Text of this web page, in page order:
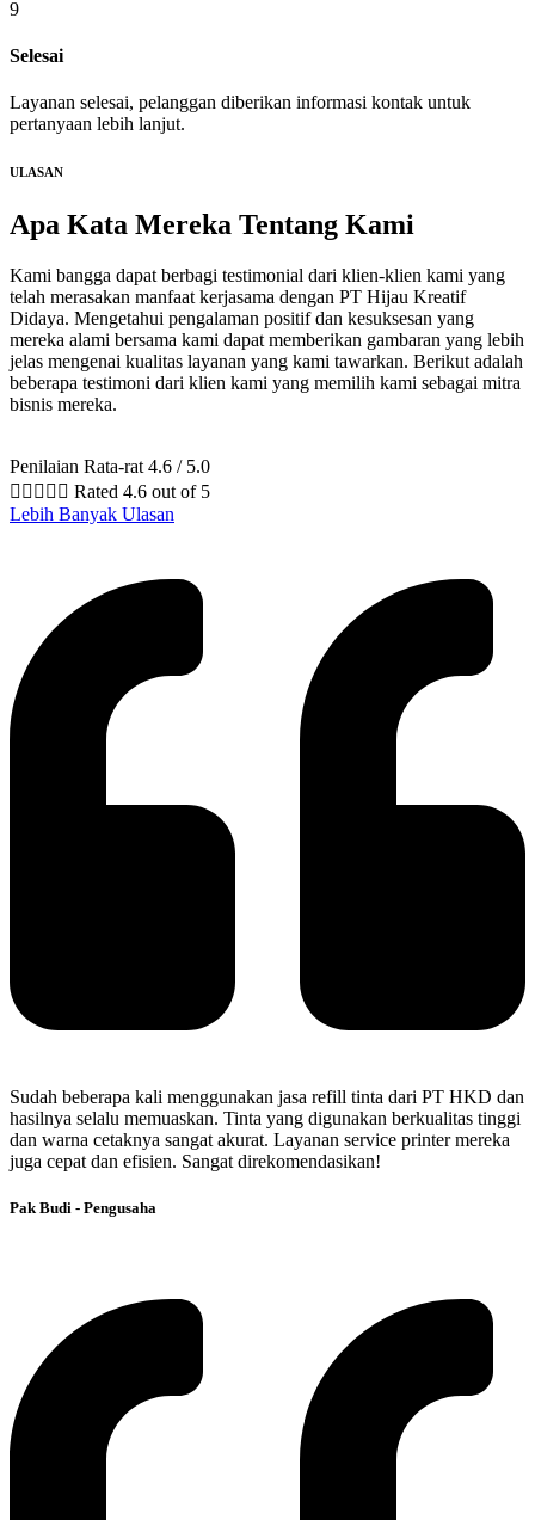
9
Selesai
Layanan selesai, pelanggan diberikan informasi kontak untuk
pertanyaan lebih lanjut.
ULASAN
Apa Kata Mereka Tentang Kami
Kami bangga dapat berbagi testimonial dari klien-klien kami yang
telah merasakan manfaat kerjasama dengan PT Hijau Kreatif
Didaya. Mengetahui pengalaman positif dan kesuksesan yang
mereka alami bersama kami dapat memberikan gambaran yang lebih
jelas mengenai kualitas layanan yang kami tawarkan. Berikut adalah
beberapa testimoni dari klien kami yang memilih kami sebagai mitra
bisnis mereka.
Penilaian Rata-rat 4.6 / 5.0
     Rated 4.6 out of 5
Lebih Banyak Ulasan
Sudah beberapa kali menggunakan jasa refill tinta dari PT HKD dan
hasilnya selalu memuaskan. Tinta yang digunakan berkualitas tinggi
dan warna cetaknya sangat akurat. Layanan service printer mereka
juga cepat dan efisien. Sangat direkomendasikan!
Pak Budi - Pengusaha